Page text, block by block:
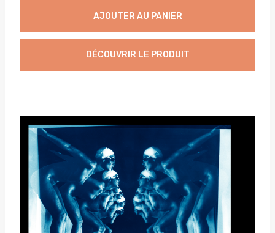
AJOUTER AU PANIER
DÉCOUVRIR LE PRODUIT